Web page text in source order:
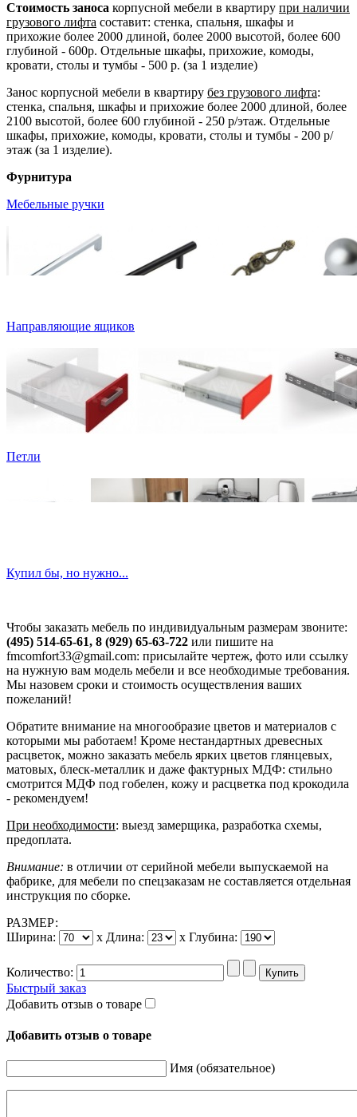
Стоимость заноса корпусной мебели в квартиру при наличии
грузового лифта составит: стенка, спальня, шкафы и
прихожие более 2000 длиной, более 2000 высотой, более 600
глубиной - 600р. Отдельные шкафы, прихожие, комоды,
кровати, столы и тумбы - 500 р. (за 1 изделие)
Занос корпусной мебели в квартиру без грузового лифта:
стенка, спальня, шкафы и прихожие более 2000 длиной, более
2100 высотой, более 600 глубиной - 250 р/этаж. Отдельные
шкафы, прихожие, комоды, кровати, столы и тумбы - 200 р/
этаж (за 1 изделие).
Фурнитура
Мебельные ручки
Направляющие ящиков
Петли
Купил бы, но нужно...
Чтобы заказать мебель по индивидуальным размерам звоните:
(495) 514-65-61, 8 (929) 65-63-722 или пишите на
fmcomfort33@gmail.com: присылайте чертеж, фото или ссылку
на нужную вам модель мебели и все необходимые требования.
Мы назовем сроки и стоимость осуществления ваших
пожеланий!
Обратите внимание на многообразие цветов и материалов с
которыми мы работаем! Кроме нестандартных древесных
расцветок, можно заказать мебель ярких цветов глянцевых,
матовых, блеск-металлик и даже фактурных МДФ: стильно
смотрится МДФ под гобелен, кожу и расцветка под крокодила
- рекомендуем!
При необходимости: выезд замерщика, разработка схемы,
предоплата.
Внимание: в отличии от серийной мебели выпускаемой на
фабрике, для мебели по спецзаказам не составляется отдельная
инструкция по сборке.
РАЗМЕР:
Ширина:
x Длина: x Глубина:
Количество:
Быстрый заказ
Добавить отзыв о товаре
Добавить отзыв о товаре
Имя (обязательное)